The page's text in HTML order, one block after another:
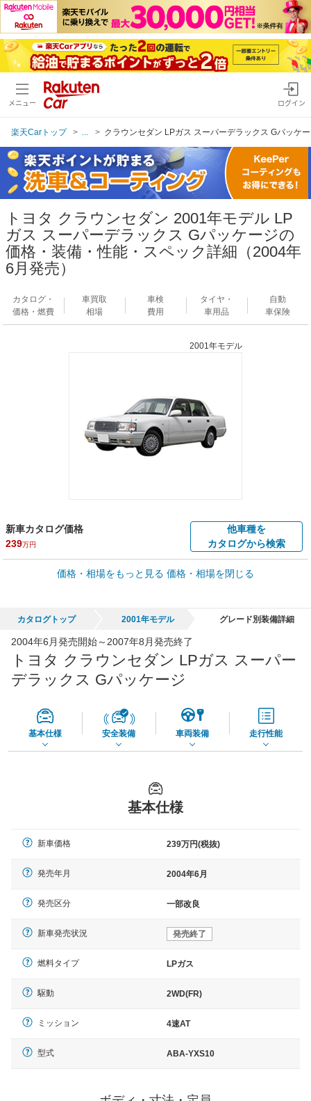
メニュー ログイン
楽天Carトップ クラウンセダン LPガス スーパーデラックス Gパッケ
トヨタ クラウンセダン 2001年モデル LP
ガス スーパーデラックス Gパッケージの
価格・装備・性能・スペック詳細（2004年
6月発売）
カタログ・
価格・燃費
車買取
相場
車検
費用
タイヤ・
車用品
自動
車保険
2001年モデル
新車カタログ価格
239万円
他車種を
カタログから検索
車買取価格 *
車買取相場
65,050円
*当該価格は車種別の価格となります。
価格・相場をもっと見る 価格・相場を閉じる
カタログトップ 2001年モデル グレード別装備詳細
2004年6月発売開始～2007年8月発売終了
トヨタ クラウンセダン LPガス スーパー
デラックス Gパッケージ
基本仕様 安全装備 車両装備 走行性能
基本仕様
新車価格 239万円(税抜)
発売年月 2004年6月
発売区分 一部改良
新車発売状況 発売終了
燃料タイプ LPガス
駆動 2WD(FR)
ミッション 4速AT
型式 ABA-YXS10